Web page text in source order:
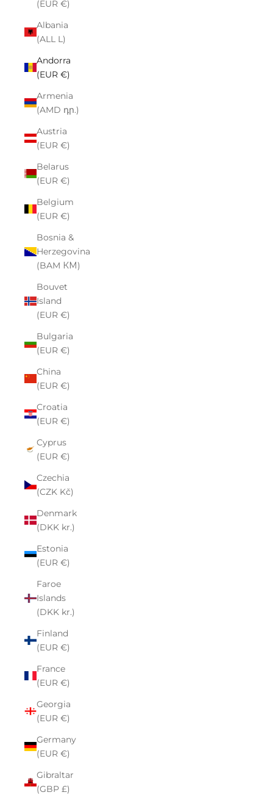
(EUR €)
Albania
(ALL L)
Andorra
(EUR €)
Armenia
(AMD դր.)
Austria
(EUR €)
Belarus
(EUR €)
Belgium
(EUR €)
Bosnia &
Herzegovina
(BAM КМ)
Bouvet
Island
(EUR €)
Bulgaria
(EUR €)
China
(EUR €)
Croatia
(EUR €)
Cyprus
(EUR €)
Czechia
(CZK Kč)
Denmark
(DKK kr.)
Estonia
(EUR €)
Faroe
Islands
(DKK kr.)
Finland
(EUR €)
France
(EUR €)
Georgia
(EUR €)
Germany
(EUR €)
Gibraltar
(GBP £)